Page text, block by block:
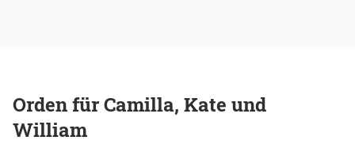
Orden für Camilla, Kate und
William